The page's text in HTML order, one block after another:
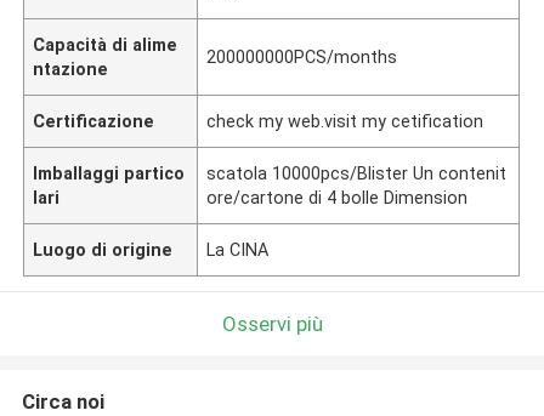
Capacità di alime
ntazione
200000000PCS/months
Certificazione check my web.visit my cetification
Imballaggi partico
lari
scatola 10000pcs/Blister Un contenit
ore/cartone di 4 bolle Dimension
Luogo di origine La CINA
Osservi più
Circa noi